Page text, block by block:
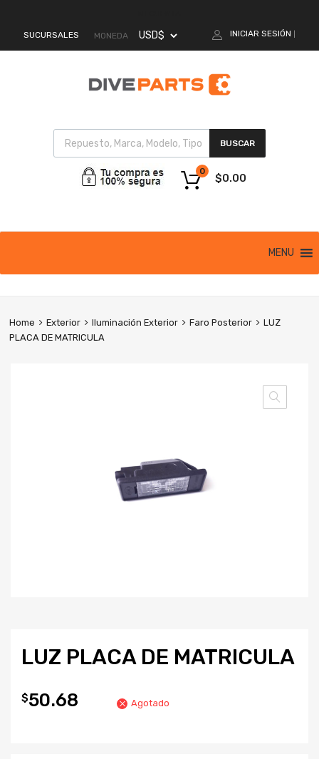
SUCURSALES MONEDA INICIAR SESIÓN
BUSCAR
$0.00
0
MENU
Home Exterior Iluminación Exterior Faro Posterior
LUZ
PLACA DE MATRICULA
LUZ PLACA DE MATRICULA
$50.68 Agotado